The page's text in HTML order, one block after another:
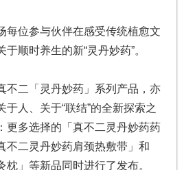
每位参与伙伴在感受传统植愈文
顺时养生的新“灵丹妙药”。
不二「灵丹妙药」系列产品，亦
于人、关于“联结”的全新探索之
更多选择的「真不二灵丹妙药药
不二灵丹妙药肩颈热敷带」和
枕」等新品同时进行了发布。